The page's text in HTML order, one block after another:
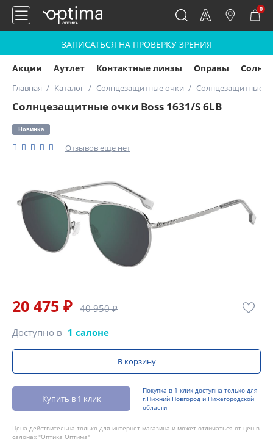
0
ЗАПИСАТЬСЯ НА ПРОВЕРКУ ЗРЕНИЯ
Акции Аутлет Контактные линзы Оправы
Главная Каталог Солнцезащитные очки Солнцезащитные
Солнцезащитные очки Boss 1631/S 6LB
Новинка
Отзывов еще нет
20 475 ₽ 40 950 ₽
Доступно в 1 салоне
В корзину
Купить в 1 клик
Покупка в 1 клик доступна только для
г.Нижний Новгород и Нижегородской
области
Цена действительна только для интернет-магазина и может отличаться от цен в
салонах "Оптика Оптима"